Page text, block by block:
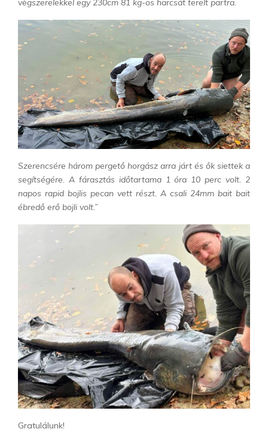
vègszerelekkel egy 230cm 81 kg-os harcsát terelt partra.
Szerencsére három pergető horgász arra járt és ők siettek a
segítségére. A fárasztás időtartama 1 óra 10 perc volt. 2
napos rapid bojlis pecan vett részt. A csali 24mm bait bait
ébredő erő bojli volt.”
Gratulálunk!